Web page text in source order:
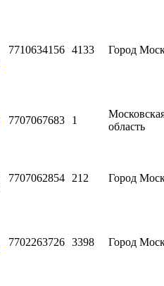
7710634156 4133 Город
7707067683 1
область
7707062854 212 Город
7702263726 3398 Город